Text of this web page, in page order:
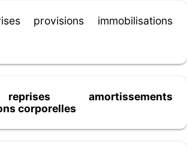
provisions immobilisations
amortissements
corporelles